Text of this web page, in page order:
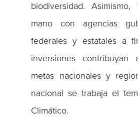
biodiversidad.
mano con agencias
federales y estatales a
inversiones contribuyan
metas nacionales y
nacional se trabaja el
Climático.